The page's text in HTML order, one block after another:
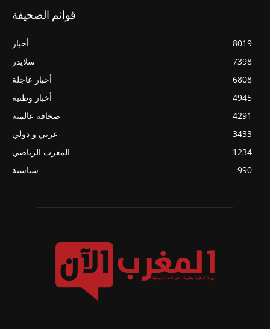
قوائم الصحيفة
أخبار
8019
سلايدر
7398
أخبار عاجلة
6808
أخبار وطنية
4945
صحافة عالمية
4291
عربي و دولي
3433
المغرب الرياضي
1234
سياسية
990